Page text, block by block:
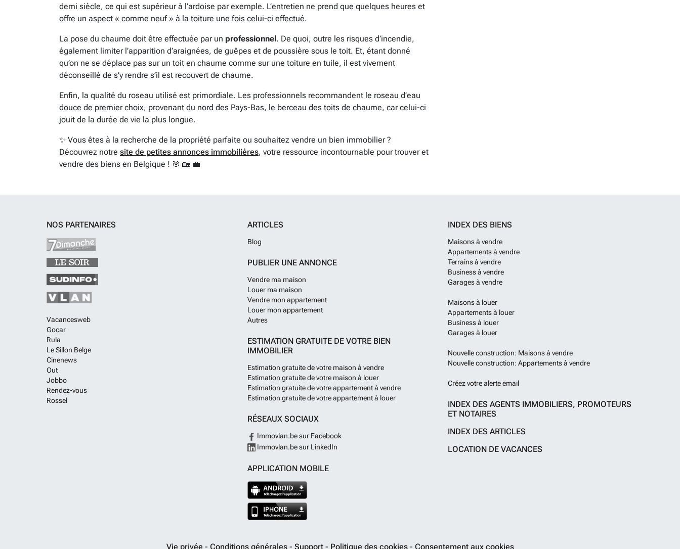
demi siècle, ce qui est supérieur à l’ardoise par exemple. L’entretien ne prend que quelques heures et
offre un aspect « comme neuf » à la toiture une fois celui-ci effectué.
La pose du chaume doit être effectuée par un professionnel. De quoi, outre les risques d’incendie,
également limiter l’apparition d’araignées, de guêpes et de poussière sous le toit. Et, étant donné
qu’on ne se déplace pas sur un toit en chaume comme sur une toiture en tuile, il est vivement
déconseillé de s’y rendre s’il est recouvert de chaume.
Enfin, la qualité du roseau utilisé est primordiale. Les professionnels recommandent le roseau d’eau
douce de premier choix, provenant du nord des Pays-Bas, le berceau des toits de chaume, car celui-ci
jouit de la durée de vie la plus longue.
✨ Vous êtes à la recherche de la propriété parfaite ou souhaitez vendre un bien immobilier ?
Découvrez notre site de petites annonces immobilières, votre ressource incontournable pour trouver et
vendre des biens en Belgique ! 🎯 🏡 💼
NOS PARTENAIRES
Vacancesweb
Gocar
Rula
Le Sillon Belge
Cinenews
Out
Jobbo
Rendez-vous
Rossel
ARTICLES
Blog
PUBLIER UNE ANNONCE
Vendre ma maison
Louer ma maison
Vendre mon appartement
Louer mon appartement
Autres
ESTIMATION GRATUITE DE VOTRE BIEN
IMMOBILIER
Estimation gratuite de votre maison à vendre
Estimation gratuite de votre maison à louer
Estimation gratuite de votre appartement à vendre
Estimation gratuite de votre appartement à louer
RÉSEAUX SOCIAUX
Immovlan.be sur Facebook
Immovlan.be sur LinkedIn
APPLICATION MOBILE
INDEX DES BIENS
Maisons à vendre
Appartements à vendre
Terrains à vendre
Business à vendre
Garages à vendre
Maisons à louer
Appartements à louer
Business à louer
Garages à louer
Nouvelle construction: Maisons à vendre
Nouvelle construction: Appartements à vendre
Créez votre alerte email
INDEX DES AGENTS IMMOBILIERS, PROMOTEURS
ET NOTAIRES
INDEX DES ARTICLES
LOCATION DE VACANCES
Vie privée - Conditions générales - Support - Politique des cookies - Consentement aux cookies